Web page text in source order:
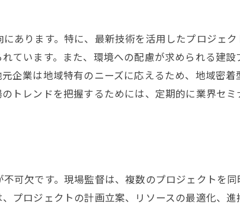
あります。特に、最新技術を活用したプロジェ
ています。また、環境への配慮が求められる建設
企業は地域特有のニーズに応えるため、地域密
トレンドを把握するためには、定期的に業界セ
欠です。現場監督は、複数のプロジェクトを同
プロジェクトの計画立案、リソースの最適化、